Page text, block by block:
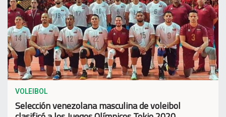
VOLEIBOL
Selección venezolana masculina de voleibol